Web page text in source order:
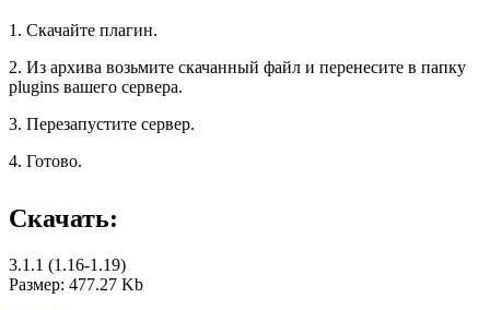
1. Скачайте плагин.
2. Из архива возьмите скачанный файл и перенесите в папку
plugins вашего сервера.
3. Перезапустите сервер.
4. Готово.
Скачать:
3.1.1 (1.16-1.19)
Размер: 477.27 Kb